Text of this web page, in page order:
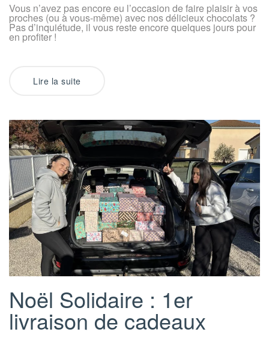
Vous n’avez pas encore eu l’occasion de faire plaisir à vos
proches (ou à vous-même) avec nos délicieux chocolats ?
Pas d’inquiétude, il vous reste encore quelques jours pour
en profiter !
Lire la suite
Noël Solidaire : 1er
livraison de cadeaux